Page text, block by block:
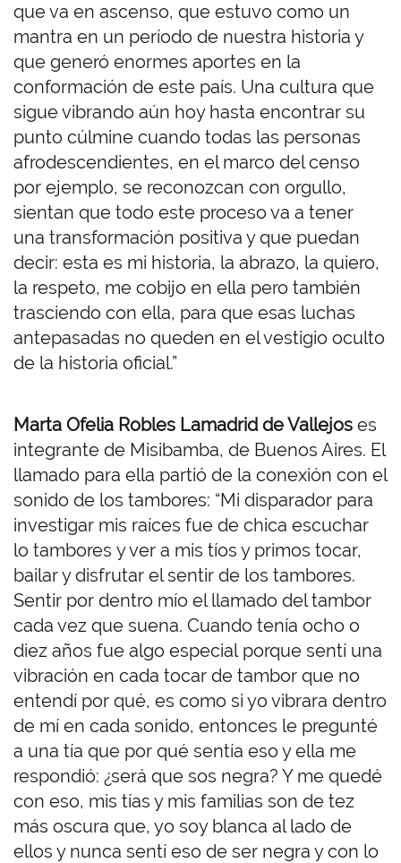
que va en ascenso, que estuvo como un
mantra en un período de nuestra historia y
que generó enormes aportes en la
conformación de este país. Una cultura que
sigue vibrando aún hoy hasta encontrar su
punto cúlmine cuando todas las personas
afrodescendientes, en el marco del censo
por ejemplo, se reconozcan con orgullo,
sientan que todo este proceso va a tener
una transformación positiva y que puedan
decir: esta es mi historia, la abrazo, la quiero,
la respeto, me cobijo en ella pero también
trasciendo con ella, para que esas luchas
antepasadas no queden en el vestigio oculto
de la historia oficial.”
Marta Ofelia Robles Lamadrid de Vallejos es
integrante de Misibamba, de Buenos Aires. El
llamado para ella partió de la conexión con el
sonido de los tambores: “Mi disparador para
investigar mis raíces fue de chica escuchar
lo tambores y ver a mis tíos y primos tocar,
bailar y disfrutar el sentir de los tambores.
Sentir por dentro mío el llamado del tambor
cada vez que suena. Cuando tenía ocho o
diez años fue algo especial porque sentí una
vibración en cada tocar de tambor que no
entendí por qué, es como si yo vibrara dentro
de mí en cada sonido, entonces le pregunté
a una tía que por qué sentía eso y ella me
respondió: ¿será que sos negra? Y me quedé
con eso, mis tías y mis familias son de tez
más oscura que, yo soy blanca al lado de
ellos y nunca sentí eso de ser negra y con lo